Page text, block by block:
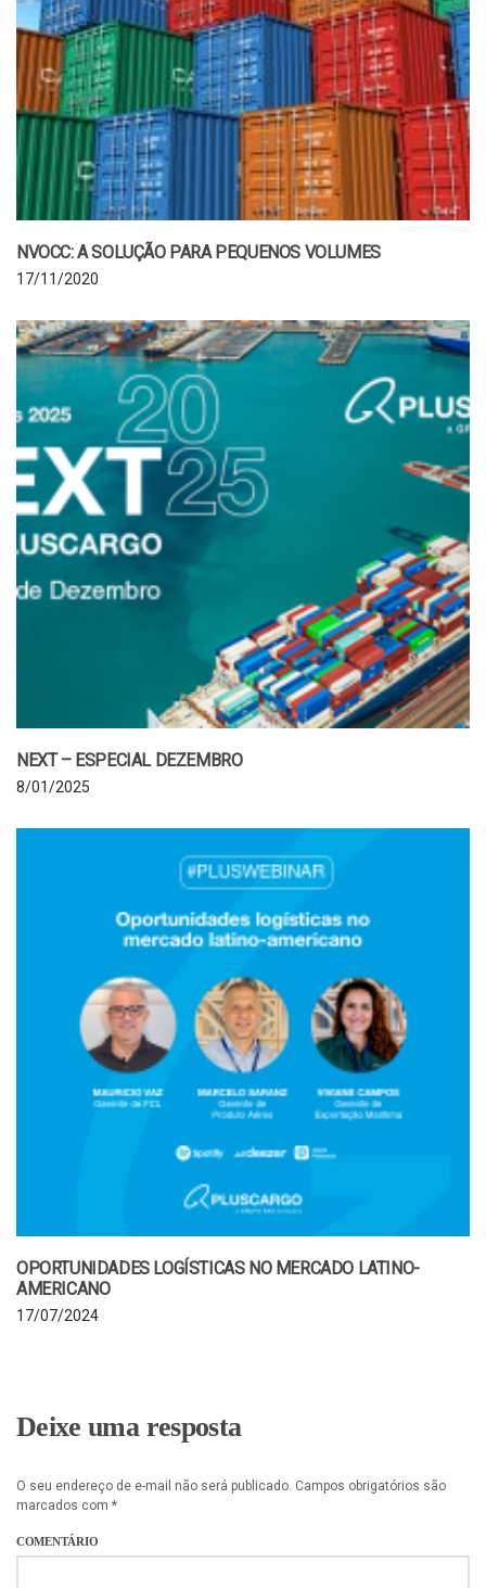
NVOCC: A SOLUÇÃO PARA PEQUENOS VOLUMES
17/11/2020
NEXT – ESPECIAL DEZEMBRO
8/01/2025
OPORTUNIDADES LOGÍSTICAS NO MERCADO LATINO-
AMERICANO
17/07/2024
Deixe uma resposta
O seu endereço de e-mail não será publicado. Campos obrigatórios são
marcados com *
COMENTÁRIO